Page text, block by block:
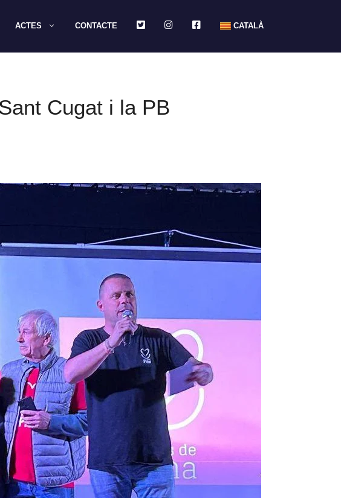
ACTES CONTACTE TWITTERINSTAGRAMFACEBOOKCATALÀ
Cugat i la PB